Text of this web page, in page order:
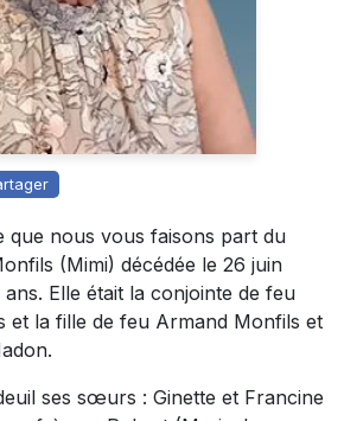
que nous vous faisons part du
(Mimi) décédée le 26 juin
ans. Elle était la conjointe de feu
et la fille de feu Armand Monfils et
ses sœurs : Ginette et Francine